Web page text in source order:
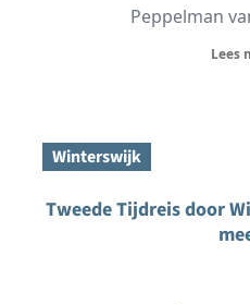
Peppelman
Lees
Winterswijk
Tweede Tijdreis door